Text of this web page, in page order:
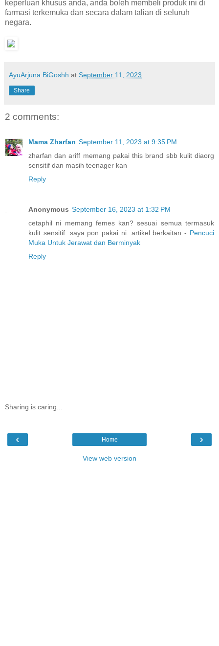
keperluan khusus anda, anda boleh membeli produk ini di
farmasi terkemuka dan secara dalam talian di seluruh
negara.
AyuArjuna BiGoshh at September 11, 2023
Share
2 comments:
Mama Zharfan September 11, 2023 at 9:35 PM
zharfan dan ariff memang pakai this brand sbb kulit diaorg
sensitif dan masih teenager kan
Reply
Anonymous September 16, 2023 at 1:32 PM
cetaphil ni memang femes kan? sesuai semua termasuk
kulit sensitif. saya pon pakai ni. artikel berkaitan - Pencuci
Muka Untuk Jerawat dan Berminyak
Reply
Sharing is caring...
‹ ›
Home
View web version